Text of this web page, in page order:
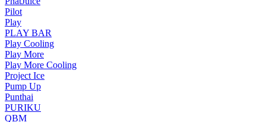
Pilot
Play
PLAY BAR
Play Cooling
Play More
Play More Cooling
Project Ice
Pump Up
Punthai
PURIKU
QBM